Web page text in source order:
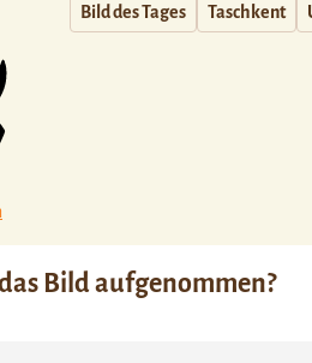
Bild des Tages Taschkent
Bild aufgenommen?